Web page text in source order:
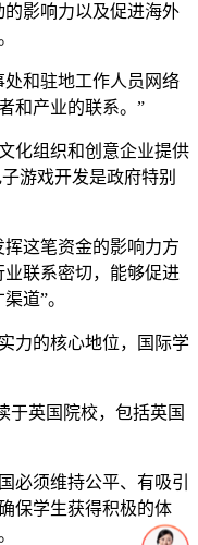
影响力以及促进海外
和驻地工作人员网络
和产业的联系。”
化组织和创意企业提供
游戏开发是政府特别
这笔资金的影响力方
联系密切，能够促进
道”。
力的核心地位，国际学
于英国院校，包括英国
必须维持公平、有吸引
保学生获得积极的体